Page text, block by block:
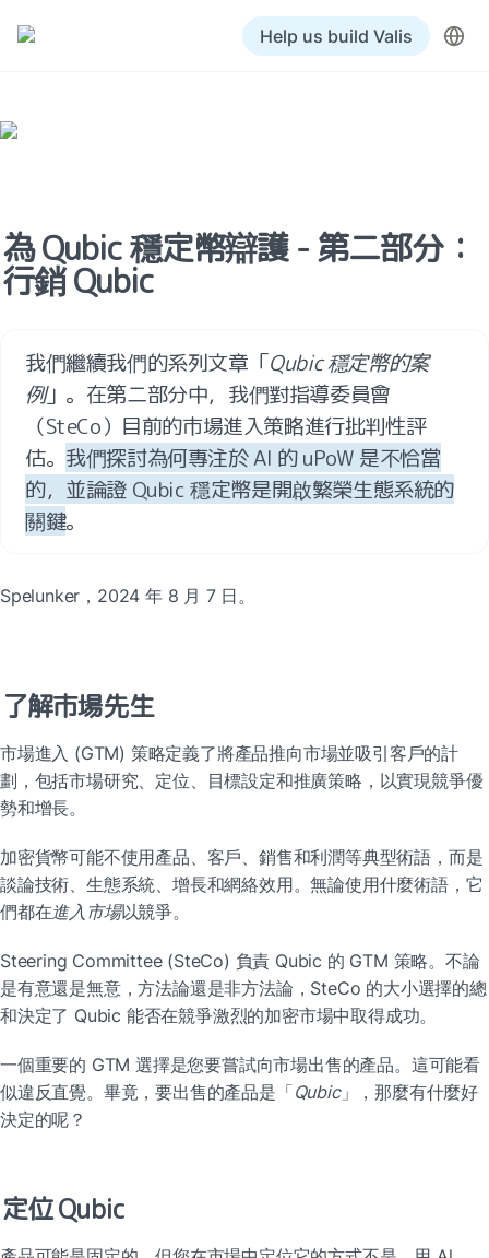
Help us build Valis
為 Qubic 穩定幣辯護 - 第二部分：
行銷 Qubic
我們繼續我們的系列文章「Qubic 穩定幣的案
例」。在第二部分中，我們對指導委員會
（SteCo）目前的市場進入策略進行批判性評
估。 我們探討為何專注於 AI 的 uPoW 是不恰當
的，並論證 Qubic 穩定幣是開啟繁榮生態系統的
關鍵。
Spelunker，2024 年 8 月 7 日。
了解市場先生
市場進入 (GTM) 策略定義了將產品推向市場並吸引客戶的計
劃，包括市場研究、定位、目標設定和推廣策略，以實現競爭優
勢和增長。
加密貨幣可能不使用產品、客戶、銷售和利潤等典型術語，而是
談論技術、生態系統、增長和網絡效用。無論使用什麼術語，它
們都在進入市場以競爭。
Steering Committee (SteCo) 負責 Qubic 的 GTM 策略。不論
是有意還是無意，方法論還是非方法論，SteCo 的大小選擇的總
和決定了 Qubic 能否在競爭激烈的加密市場中取得成功。
一個重要的 GTM 選擇是您要嘗試向市場出售的產品。這可能看
似違反直覺。畢竟，要出售的產品是「Qubic」，那麼有什麼好
決定的呢？
定位 Qubic